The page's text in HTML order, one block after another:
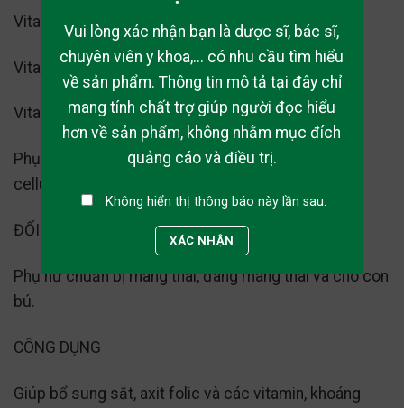
Vitamin B2 (Riboflavin) 1.6mg
Vitamin 89 (Axit Folic). 300mcg
Vitamin B8 (Biotin) 150mcg
Phụ liệu: Maltodextrin, MCC (microcrystalline
cellulose), Magnesium Stearate
ĐỐI TƯỢNG SỬ DỤNG
Phụ nữ chuẩn bị mang thai, đang mang thai và cho con
bú.
CÔNG DỤNG
Giúp bổ sung sắt, axit folic và các vitamin, khoáng
Vui lòng xác nhận bạn là dược sĩ, bác sĩ,
chuyên viên y khoa,... có nhu cầu tìm hiểu
về sản phẩm. Thông tin mô tả tại đây chỉ
mang tính chất trợ giúp người đọc hiểu
hơn về sản phẩm, không nhằm mục đích
quảng cáo và điều trị.
Không hiển thị thông báo này lần sau.
XÁC NHẬN